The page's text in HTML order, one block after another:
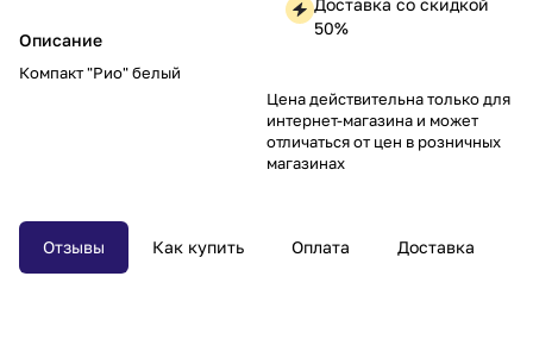
Описание
Компакт "Рио" белый
50%
Цена действительна только для
интернет-магазина и может
отличаться от цен в розничных
магазинах
Отзывы Как купить Оплата Доставка